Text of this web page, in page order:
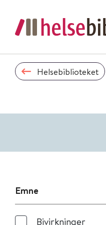
Helsebiblioteket
Emne
Bivirkninger